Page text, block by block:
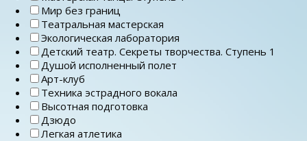
Мир без границ
Театральная мастерская
Экологическая лаборатория
Детский театр. Секреты творчества. Ступень 1
Душой исполненный полет
Арт-клуб
Техника эстрадного вокала
Высотная подготовка
Дзюдо
Легкая атлетика